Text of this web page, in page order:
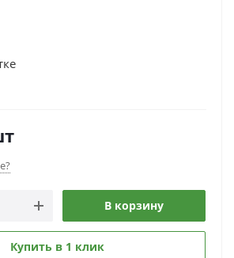
В корзину
Купить в 1 клик